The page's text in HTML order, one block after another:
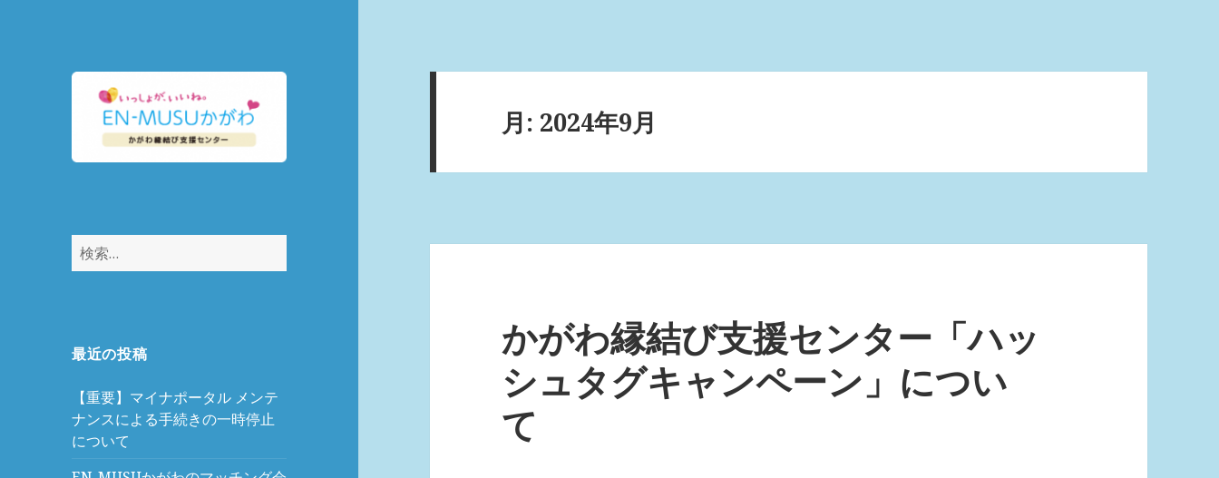
検
索:
最近の投稿
【重要】マイナポータル メンテ
ナンスによる手続きの一時停止
について
月: 2024年9月
かがわ縁結び支援センター「ハッ
シュタグキャンペーン」につい
て